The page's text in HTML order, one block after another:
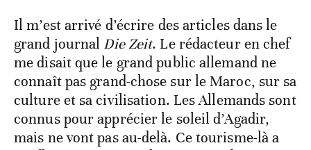
Il m’est arrivé d’écrire des articles dans le
grand journal Die Zeit. Le rédacteur en chef
me disait que le grand public allemand ne
connaît pas grand-chose sur le Maroc, sur sa
culture et sa civilisation. Les Allemands sont
connus pour apprécier le soleil d’Agadir,
mais ne vont pas au-delà. Ce tourisme-là a